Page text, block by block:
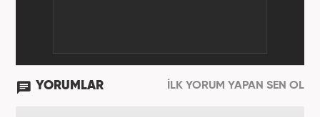
YORUMLAR İLK YORUM YAPAN SEN OL